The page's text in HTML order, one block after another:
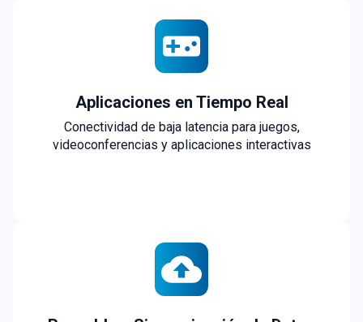
Aplicaciones en Tiempo Real
Conectividad de baja latencia para juegos,
videoconferencias y aplicaciones interactivas